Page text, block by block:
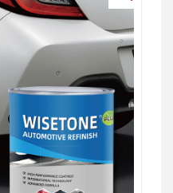
Deutsch
Русский
Español
Português